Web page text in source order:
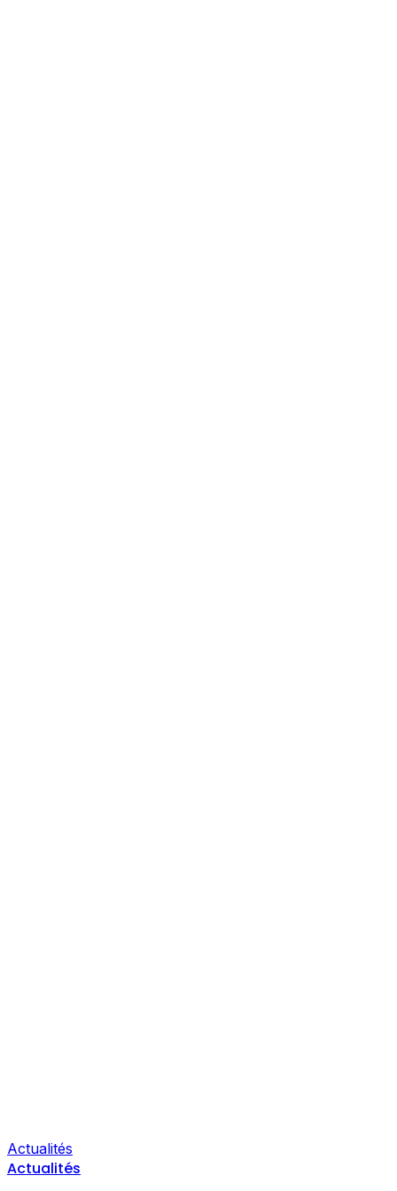
Actualités
Actualités